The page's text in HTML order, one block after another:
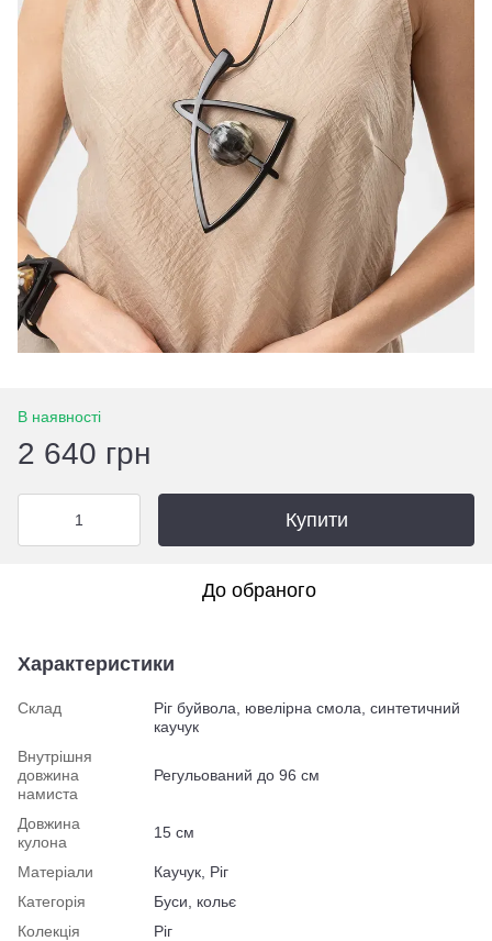
В наявності
2 640 грн
Купити
До обраного
Характеристики
Склад
Ріг буйвола, ювелірна смола, синтетичний
каучук
Внутрішня
довжина
намиста
Регульований до 96 см
Довжина
кулона
15 cм
Матеріали
Каучук, Ріг
Категорія
Буси, кольє
Колекція
Ріг